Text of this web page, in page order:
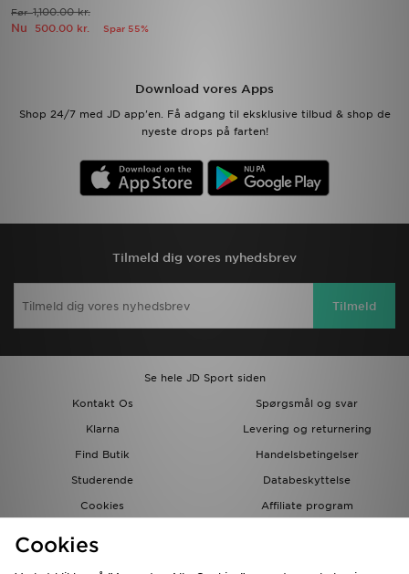
Før1,100.00 kr.
Nu 500.00 kr. Spar 55%
Download vores Apps
Shop 24/7 med JD app'en. Få adgang til eksklusive tilbud & shop de
nyeste drops på farten!
Tilmeld dig vores nyhedsbrev
Tilmeld
Se hele JD Sport siden
Kontakt Os
Spørgsmål og svar
Klarna
Levering og returnering
Find Butik
Handelsbetingelser
Studerende
Databeskyttelse
Cookies
Affiliate program
Cookies